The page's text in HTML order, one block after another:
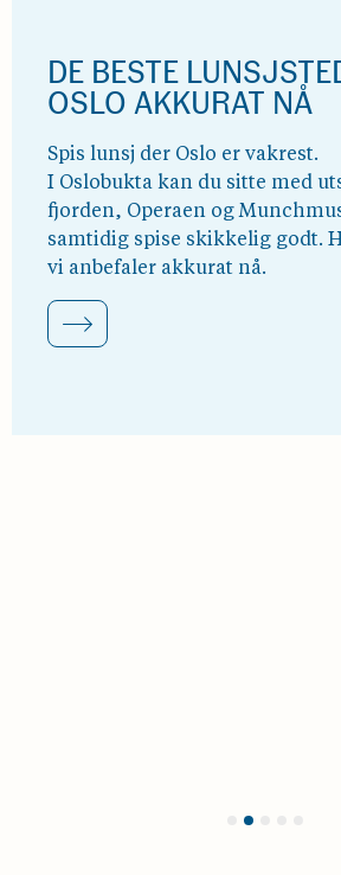
DE BESTE
OSLO AKKURAT NÅ
Spis lunsj der Oslo er vakrest.
I Oslobukta kan du sitte med
fjorden, Operaen og
samtidig spise skikkelig godt.
vi anbefaler akkurat nå.